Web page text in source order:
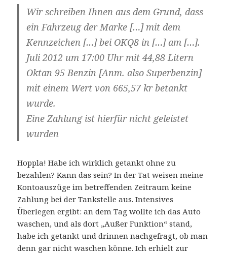
Wir schreiben Ihnen aus dem Grund, dass
ein Fahrzeug der Marke […] mit dem
Kennzeichen […] bei OKQ8 in […] am […].
Juli 2012 um 17:00 Uhr mit 44,88 Litern
Oktan 95 Benzin [Anm. also Superbenzin]
mit einem Wert von 665,57 kr betankt
wurde.
Eine Zahlung ist hierfür nicht geleistet
wurden
Hoppla! Habe ich wirklich getankt ohne zu
bezahlen? Kann das sein? In der Tat weisen meine
Kontoauszüge im betreffenden Zeitraum keine
Zahlung bei der Tankstelle aus. Intensives
Überlegen ergibt: an dem Tag wollte ich das Auto
waschen, und als dort „Außer Funktion“ stand,
habe ich getankt und drinnen nachgefragt, ob man
denn gar nicht waschen könne. Ich erhielt zur